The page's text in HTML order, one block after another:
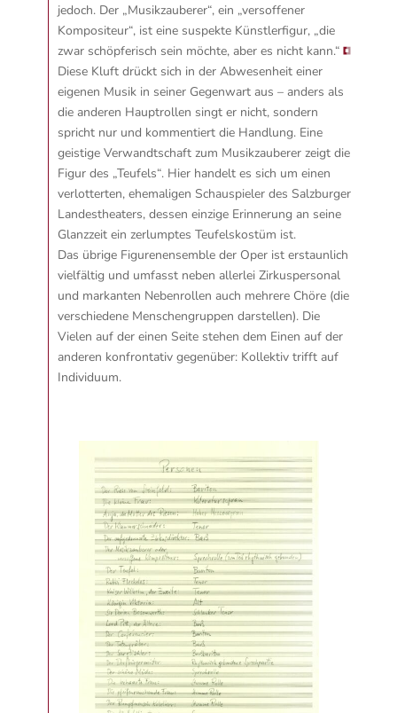
jedoch. Der „Musikzauberer“, ein „versoffener
Kompositeur“, ist eine suspekte Künstlerfigur, „die
zwar schöpferisch sein möchte, aber es nicht kann.“
Diese Kluft drückt sich in der Abwesenheit einer
eigenen Musik in seiner Gegenwart aus – anders als
die anderen Hauptrollen singt er nicht, sondern
spricht nur und kommentiert die Handlung. Eine
geistige Verwandtschaft zum Musikzauberer zeigt die
Figur des „Teufels“. Hier handelt es sich um einen
verlotterten, ehemaligen Schauspieler des Salzburger
Landestheaters, dessen einzige Erinnerung an seine
Glanzzeit ein zerlumptes Teufelskostüm ist.
Das übrige Figurenensemble der Oper ist erstaunlich
vielfältig und umfasst neben allerlei Zirkuspersonal
und markanten Nebenrollen auch mehrere Chöre (die
verschiedene Menschengruppen darstellen). Die
Vielen auf der einen Seite stehen dem Einen auf der
anderen konfrontativ gegenüber: Kollektiv trifft auf
Individuum.